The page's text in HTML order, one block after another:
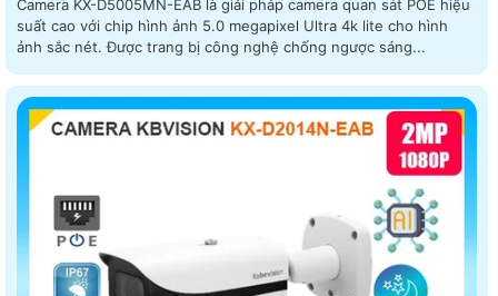
Camera KX-D5005MN-EAB là giải pháp camera quan sát POE hiệu
suất cao với chip hình ảnh 5.0 megapixel Ultra 4k lite cho hình
ảnh sắc nét. Được trang bị công nghệ chống ngược sáng...